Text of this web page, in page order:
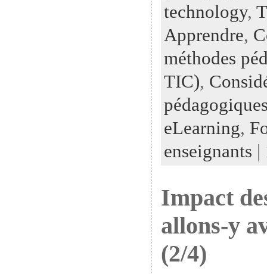
technology,
Apprendre,
méthodes
TIC),
eLearning,
enseignants |
Impact
allons-y
(2/4)